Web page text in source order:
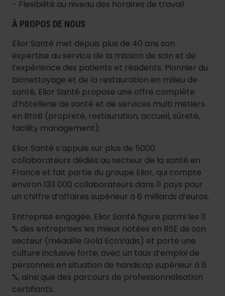
- Flexibilité au niveau des horaires de travail
À PROPOS DE NOUS
Elior Santé met depuis plus de 40 ans son
expertise au service de la mission de soin et de
l’expérience des patients et résidents. Pionnier du
bionettoyage et de la restauration en milieu de
santé, Elior Santé propose une offre complète
d’hôtellerie de santé et de services multi métiers
en BtoB (propreté, restauration, accueil, sûreté,
facility management).
Elior Santé s’appuie sur plus de 5000
collaborateurs dédiés au secteur de la santé en
France et fait partie du groupe Elior, qui compte
environ 133 000 collaborateurs dans 11 pays pour
un chiffre d’affaires supérieur à 6 milliards d’euros.
Entreprise engagée, Elior Santé figure parmi les 3
% des entreprises les mieux notées en RSE de son
secteur (médaille Gold EcoVadis) et porte une
culture inclusive forte, avec un taux d’emploi de
personnes en situation de handicap supérieur à 6
%, ainsi que des parcours de professionnalisation
certifiants.